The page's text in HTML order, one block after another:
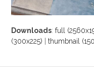
Downloads:full
(300x225) |thumbnail